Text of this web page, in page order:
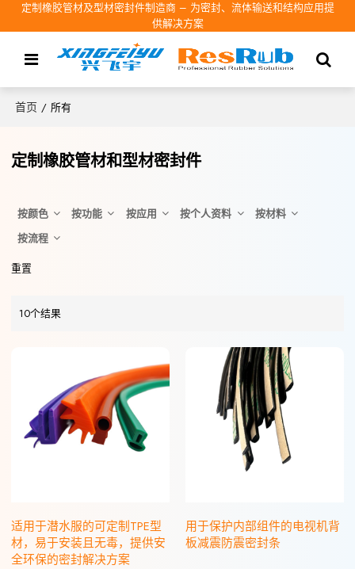
定制橡胶管材及型材密封件制造商 – 为密封、流体输送和结构应用提
供解决方案
首页 / 所有
定制橡胶管材和型材密封件
按颜色 按功能 按应用 按个人资料
按材料
按流程
重置
10个结果
适用于潜水服的可定制TPE型
材，易于安装且无毒，提供安
全环保的密封解决方案
用于保护内部组件的电视机背
板减震防震密封条